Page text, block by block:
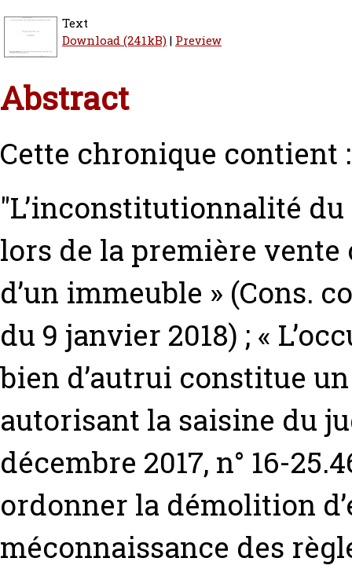
Text
Download (241kB)| Preview
Abstract
Cette chronique contient :
"L’inconstitutionnalité
lors de la première
d’un immeuble » (Cons.
du 9 janvier 2018) ; «
bien d’autrui constitue
autorisant la saisine du
décembre 2017, n° 16-
ordonner la démolition
méconnaissance des